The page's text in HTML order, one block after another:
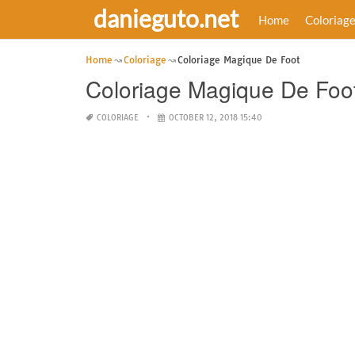
danieguto.net Home Coloriage
Home Coloriage Coloriage Magique De Foot
Coloriage Magique De
COLORIAGE OCTOBER 12, 2018 15:40